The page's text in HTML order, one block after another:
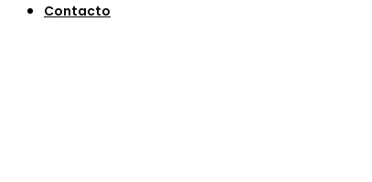
Contacto